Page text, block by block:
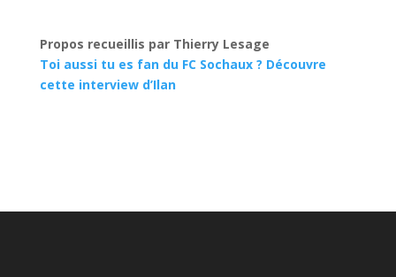
Propos recueillis par Thierry Lesage
Toi aussi tu es fan du FC Sochaux ? Découvre
cette interview d’Ilan